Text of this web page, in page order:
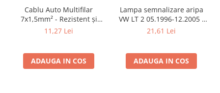
Cablu Auto Multifilar
7x1,5mm² - Rezistent și
Flexibil pentru Remorci 12V-
11,27 Lei
ADAUGA IN COS
Lampa semnalizare aripa
VW LT 2 05.1996-12.2005 ;
Mercedes Sprinter 1995-
Neoplan Euroliner,
Starliner,Centroliner,
21,61 Lei
ADAUGA IN COS